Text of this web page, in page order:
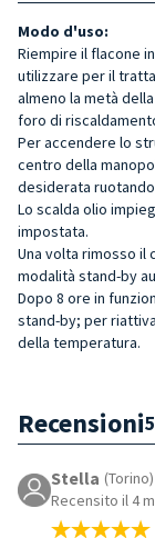
Modo d'uso:
Riempire il flacone
utilizzare per il
almeno la metà
foro di
Per accendere lo
centro della
desiderata
Lo scalda olio
impostata.
Una volta rimosso
modalità stand-by
Dopo 8 ore in
stand-by; per
della temperatura.
Recensioni
Stella (Torino)
Recensito il 4